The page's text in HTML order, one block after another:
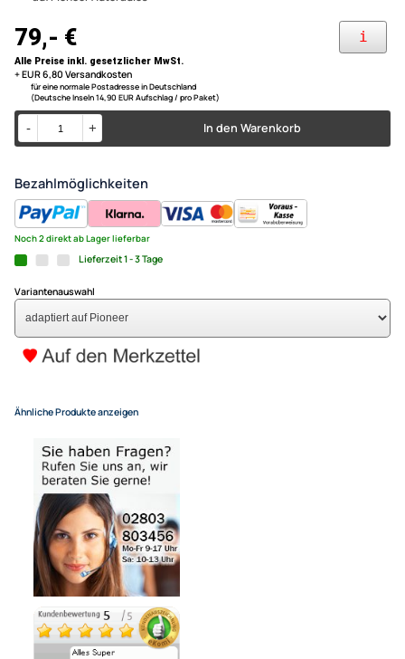
ACV
kompatibel mit Mazda 6 Bj.
Lenkradinterface passend für :
Mazda 6 ( GH ) Bj. 2008 - 2010
nur für Modelle ohne Soundsystem
auf Pioneer Autoradios
79,- €
Alle Preise inkl. gesetzlicher MwSt.
+ EUR 6,80 Versandkosten
(Deutsche Inseln 14,90 EUR Aufschlag / pro Paket)
In den Warenkorb
- +
Bezahlmöglichkeiten
Noch 2 direkt ab Lager lieferbar
Lieferzeit 1 - 3 Tage
Variantenauswahl